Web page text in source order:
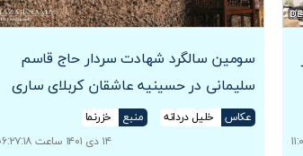
سومین سالگرد شهادت سردار حاج قاسم
سلیمانی در حسینیه عاشقان کربلای ساری
عکاس خلیل دردانه منبع
خزرنما
۱۴ دی ۱۴۰۱ ساعت ۰۶:۲۷:۱۸